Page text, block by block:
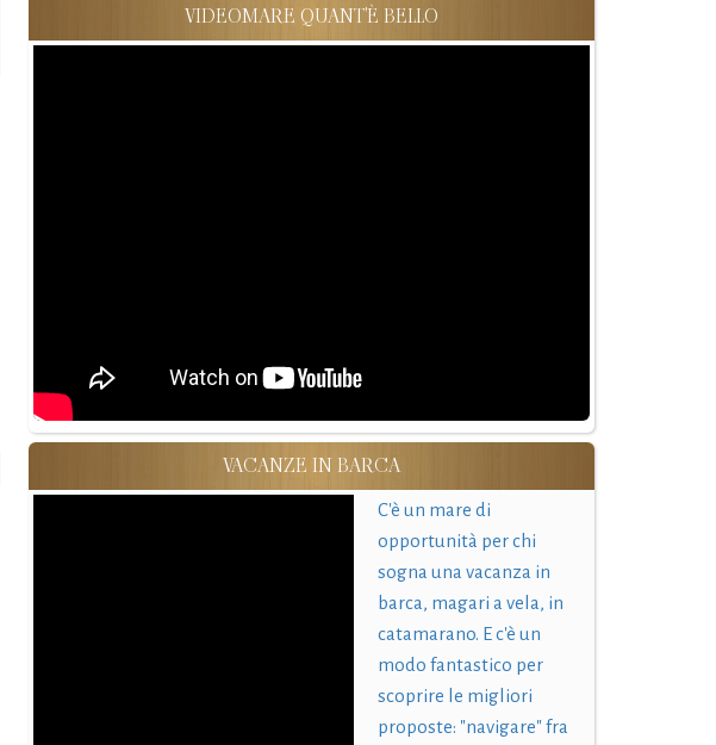
VIDEOMARE QUANT'È BELLO
VACANZE IN BARCA
C'è un mare di
opportunità per chi
sogna una vacanza in
barca, magari a vela, in
catamarano. E c'è un
modo fantastico per
scoprire le migliori
proposte: "navigare" fra